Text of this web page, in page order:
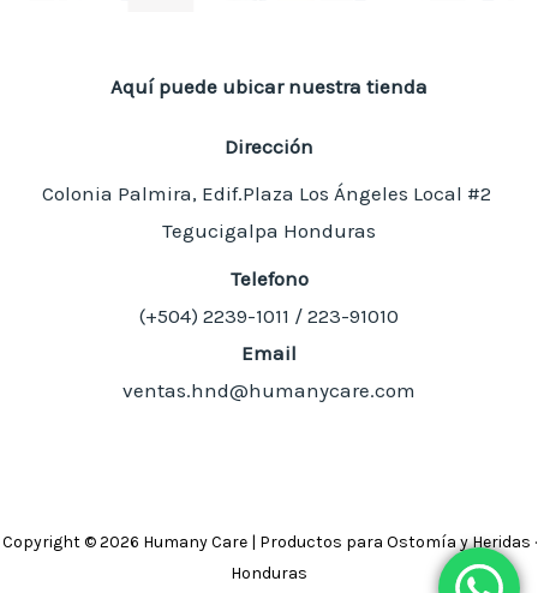
Aquí puede ubicar nuestra tienda
Dirección
Colonia Palmira, Edif.Plaza Los Ángeles Local #2
Tegucigalpa Honduras
Telefono
(+504) 2239-1011 / 223-91010
Email
ventas.hnd@humanycare.com
Copyright © 2026 Humany Care | Productos para Ostomía y Heridas ·
Honduras